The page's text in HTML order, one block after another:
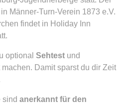
Männer-Turn-Verein 1873 e.V.
findet in Holiday Inn
optional Sehtest und
machen. Damit sparst du dir Zeit
sind anerkannt für den